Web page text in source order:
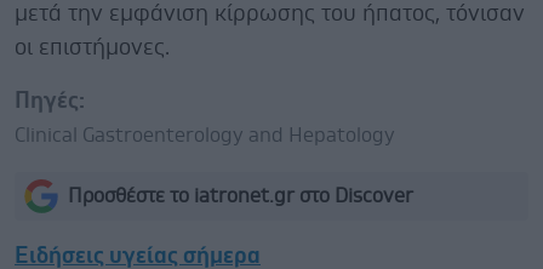
μετά την εμφάνιση κίρρωσης του ήπατος, τόνισαν
οι επιστήμονες.
Πηγές:
Clinical Gastroenterology and Hepatology
Προσθέστε το iatronet.gr στο Discover
Ειδήσεις υγείας σήμερα